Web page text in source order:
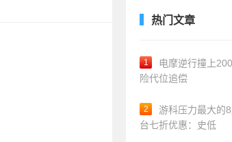
热门文章
1
电摩逆行撞上
险代位追偿
2
游科压力最大的
台七折优惠：史低